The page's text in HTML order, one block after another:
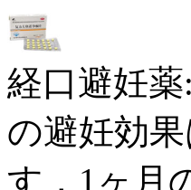
経口避妊薬
の避妊効
す，1ヶ月